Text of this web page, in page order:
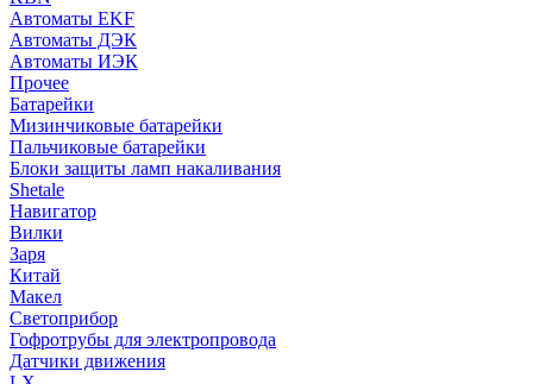
Автоматы EKF
Автоматы ДЭК
Автоматы ИЭК
Прочее
Батарейки
Мизинчиковые батарейки
Пальчиковые батарейки
Блоки защиты ламп накаливания
Shetale
Навигатор
Вилки
Заря
Китай
Макел
Светоприбор
Гофротрубы для электропровода
Датчики движения